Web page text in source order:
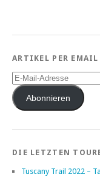
ARTIKEL PER
E-
Mail-
AdresseAbonnieren
DIE LETZTEN
Tuscany Trail 2022 –